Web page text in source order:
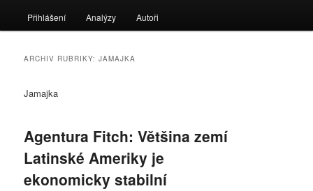
Přihlášení Analýzy Autoři
ARCHIV RUBRIKY:JAMAJKA
Jamajka
Agentura Fitch: Většina zemí
Latinské Ameriky je
ekonomicky stabilní